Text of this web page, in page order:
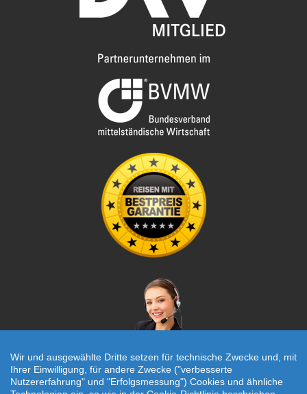
Individuelle Reiseanfrage!
Wir und ausgewählte Dritte setzen für technische Zwecke und, mit
Ihrer Einwilligung, für andere Zwecke ("verbesserte
Nutzererfahrung" und "Erfolgsmessung") Cookies und ähnliche